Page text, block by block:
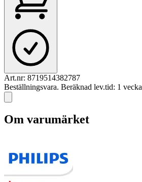
Art.nr: 8719514382787
Beställningsvara. Beräknad lev.tid: 1 vecka
Om varumärket